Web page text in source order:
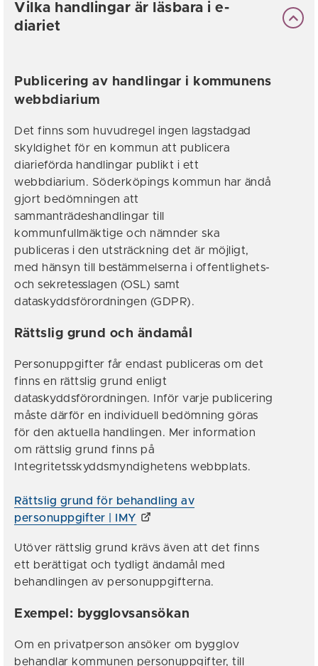
Vilka handlingar är läsbara i e-
diariet
Publicering av handlingar i kommunens
webbdiarium
Det finns som huvudregel ingen lagstadgad
skyldighet för en kommun att publicera
diarieförda handlingar publikt i ett
webbdiarium. Söderköpings kommun har ändå
gjort bedömningen att
sammanträdeshandlingar till
kommunfullmäktige och nämnder ska
publiceras i den utsträckning det är möjligt,
med hänsyn till bestämmelserna i offentlighets-
och sekretesslagen (OSL) samt
dataskyddsförordningen (GDPR).
Rättslig grund och ändamål
Personuppgifter får endast publiceras om det
finns en rättslig grund enligt
dataskyddsförordningen. Inför varje publicering
måste därför en individuell bedömning göras
för den aktuella handlingen. Mer information
om rättslig grund finns på
Integritetsskyddsmyndighetens webbplats.
Rättslig grund för ­behandling av
personuppgifter | IMY
Utöver rättslig grund krävs även att det finns
ett berättigat och tydligt ändamål med
behandlingen av personuppgifterna.
Exempel: bygglovsansökan
Om en privatperson ansöker om bygglov
behandlar kommunen personuppgifter, till